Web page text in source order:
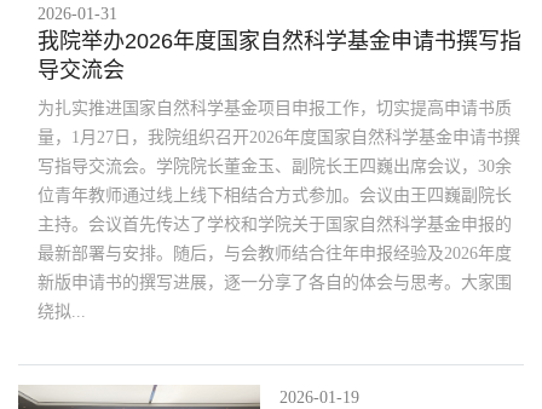
2026-01-31
我院举办2026年度国家自然科学基金申请书撰写指
导交流会
为扎实推进国家自然科学基金项目申报工作，切实提高申请书质
量，1月27日，我院组织召开2026年度国家自然科学基金申请书撰
写指导交流会。学院院长董金玉、副院长王四巍出席会议，30余
位青年教师通过线上线下相结合方式参加。会议由王四巍副院长
主持。会议首先传达了学校和学院关于国家自然科学基金申报的
最新部署与安排。随后，与会教师结合往年申报经验及2026年度
新版申请书的撰写进展，逐一分享了各自的体会与思考。大家围
绕拟...
2026-01-19